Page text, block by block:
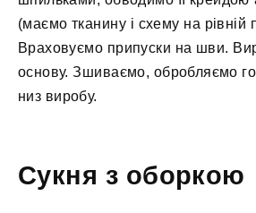
(маємо тканину і схему на рівній
Враховуємо припуски на шви.
основу. Зшиваємо, обробляємо
низ виробу.
Сукня з оборкою